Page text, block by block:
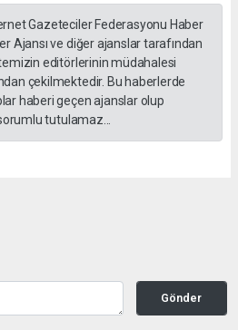
Gazeteciler Federasyonu Haber
Ajansı ve diğer ajanslar tarafından
editörlerinin müdahalesi
çekilmektedir. Bu haberlerde
haberi geçen ajanslar olup
tutulamaz...
Gönder